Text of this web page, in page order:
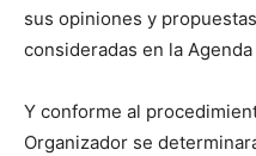
sus opiniones y
consideradas en la
Y conforme al
Organizador se